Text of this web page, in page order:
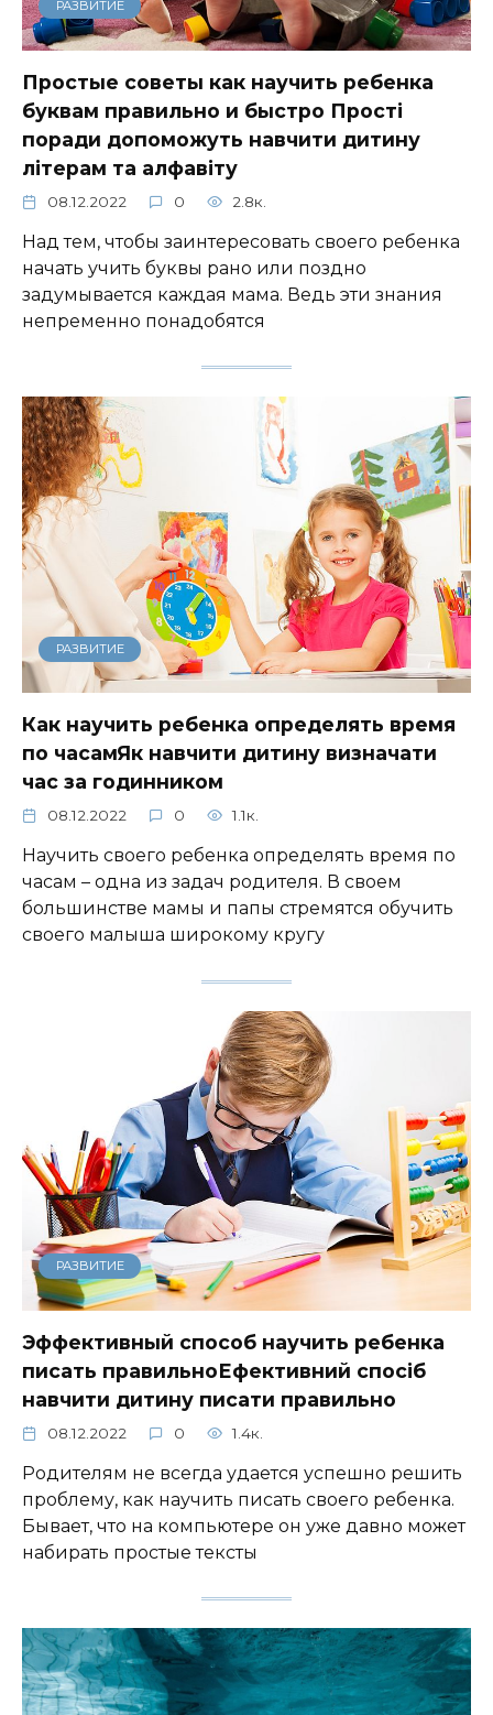
РАЗВИТИЕ
Простые советы как научить ребенка
буквам правильно и быстро Прості
поради допоможуть навчити дитину
літерам та алфавіту
08.12.2022 0 2.8к.
Над тем, чтобы заинтересовать своего ребенка
начать учить буквы рано или поздно
задумывается каждая мама. Ведь эти знания
непременно понадобятся
РАЗВИТИЕ
Как научить ребенка определять время
по часамЯк навчити дитину визначати
час за годинником
08.12.2022 0 1.1к.
Научить своего ребенка определять время по
часам – одна из задач родителя. В своем
большинстве мамы и папы стремятся обучить
своего малыша широкому кругу
РАЗВИТИЕ
Эффективный способ научить ребенка
писать правильноЕфективний спосіб
навчити дитину писати правильно
08.12.2022 0 1.4к.
Родителям не всегда удается успешно решить
проблему, как научить писать своего ребенка.
Бывает, что на компьютере он уже давно может
набирать простые тексты